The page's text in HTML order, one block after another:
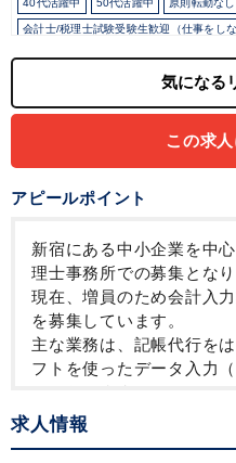
40代活躍中 50代活躍中 原則転勤なし
会計士/税理士試験受験生歓迎（仕事をし
勤務開始時間の相談
10時以降出社OK 定時早め 16時以前
時短OK 1日7
この求
アピールポイント
新宿にある中小企業を中
理士事務所での募集となり
現在、増員のため会計入
を募集しています。
主な業務は、記帳代行を
フトを使ったデータ入力
いただきます。
ご経験やご希望に応じて
ただくことがあります。
求人情報